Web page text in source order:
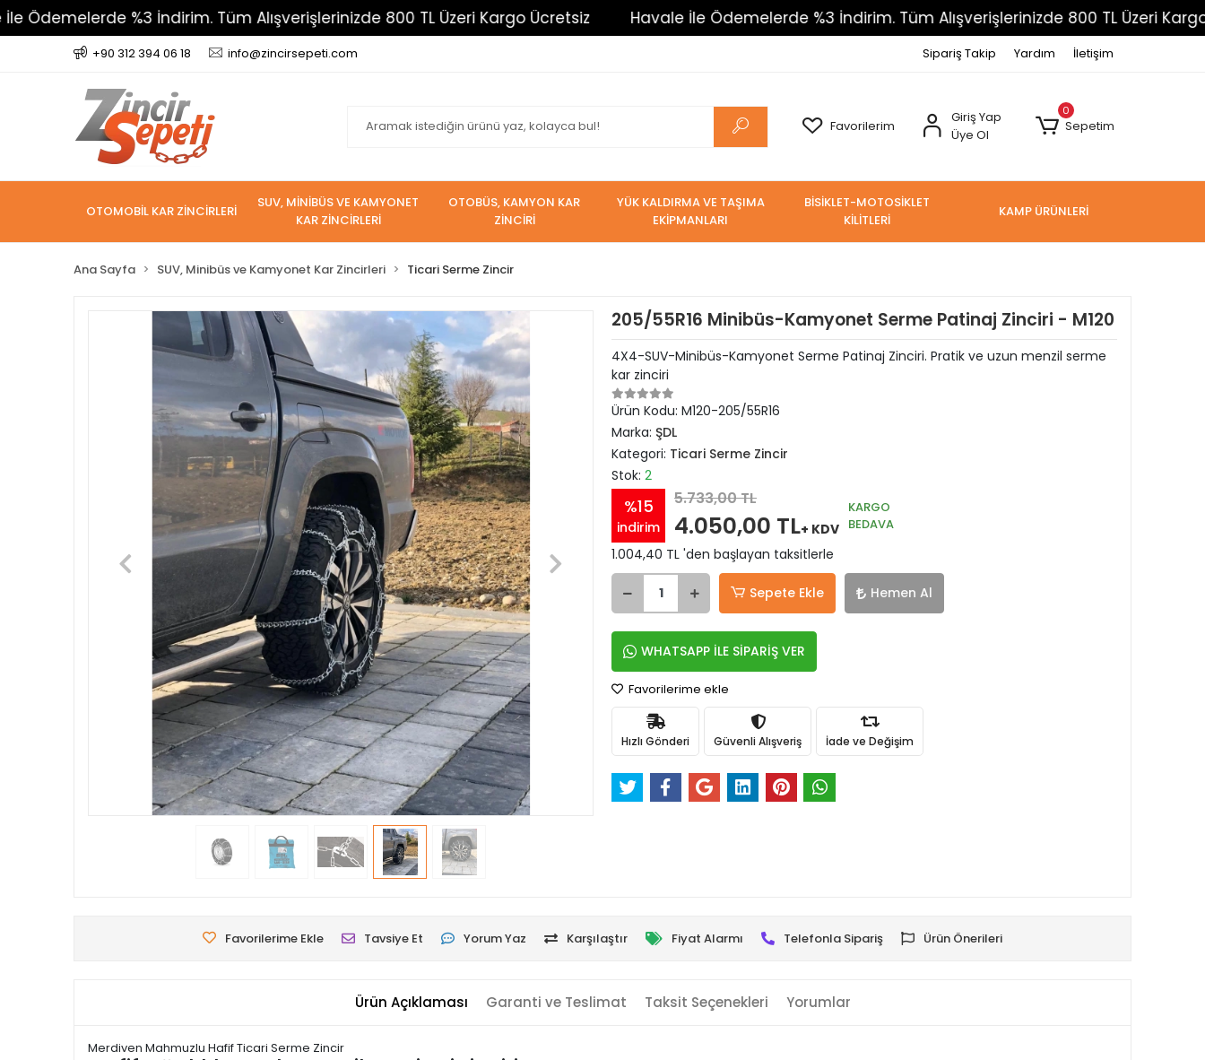
%3 İndirim. Tüm Alışverişlerinizde 800 TL Üzeri Kargo Ücretsiz Havale İle Ödemelerde %3 İndirim. Tüm Alışverişlerinizde 800 TL Üzeri Kargo
+90 312 394 06 18 info@zincirsepeti.com Sipariş Takip Yardım İletişim
Favorilerim
Giriş Yap
Üye Ol
0
Sepetim
OTOMOBİL KAR ZİNCİRLERİ
SUV, MİNİBÜS VE KAMYONET
KAR ZİNCİRLERİ
OTOBÜS, KAMYON KAR
ZİNCİRİ
YÜK KALDIRMA VE TAŞIMA
EKİPMANLARI
BİSİKLET-MOTOSİKLET
KİLİTLERİ
KAMP ÜRÜNLERİ
Ana Sayfa SUV, Minibüs ve Kamyonet Kar Zincirleri Ticari Serme Zincir
205/55R16 Minibüs-Kamyonet Serme Patinaj Zinciri - M120
4X4-SUV-Minibüs-Kamyonet Serme Patinaj Zinciri. Pratik ve uzun menzil serme
kar zinciri
Ürün Kodu: M120-205/55R16
Marka: ŞDL
Kategori: Ticari Serme Zincir
Stok: 2
%15
indirim
5.733,00 TL
4.050,00 TL+ KDV
KARGO
BEDAVA
1.004,40 TL 'den başlayan taksitlerle
Sepete Ekle Hemen Al
WHATSAPP İLE SİPARİŞ VER
Favorilerime ekle
Hızlı Gönderi Güvenli Alışveriş İade ve Değişim
Favorilerime Ekle Tavsiye Et Yorum Yaz Karşılaştır Fiyat Alarmı Telefonla Sipariş Ürün Önerileri
Ürün Açıklaması Garanti ve Teslimat Taksit Seçenekleri Yorumlar
Merdiven Mahmuzlu Hafif Ticari Serme Zincir